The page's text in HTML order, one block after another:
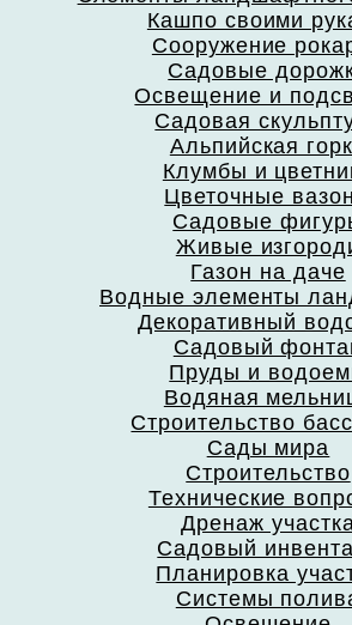
Кашпо своими
Сооружение
Садовые
Освещение и
Садовая
Альпийская
Клумбы и
Цветочные
Садовые
Живые
Газон на даче
Водные элементы
Декоративный
Садовый
Пруды и
Водяная
Строительство
Сады мира
Строительство
Технические
Дренаж
Садовый
Планировка
Системы